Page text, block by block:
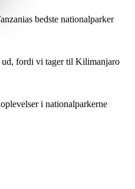
bedste nationalparker
ud, fordi vi tager til Kilimanjaro
i nationalparkerne